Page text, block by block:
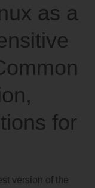
as a
for
version of the